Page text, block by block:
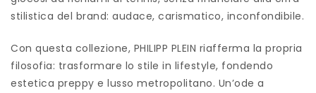
stilistica del brand: audace, carismatico, inconfondibile.
Con questa collezione, PHILIPP PLEIN riafferma la propria
filosofia: trasformare lo stile in lifestyle, fondendo
estetica preppy e lusso metropolitano. Un’ode a